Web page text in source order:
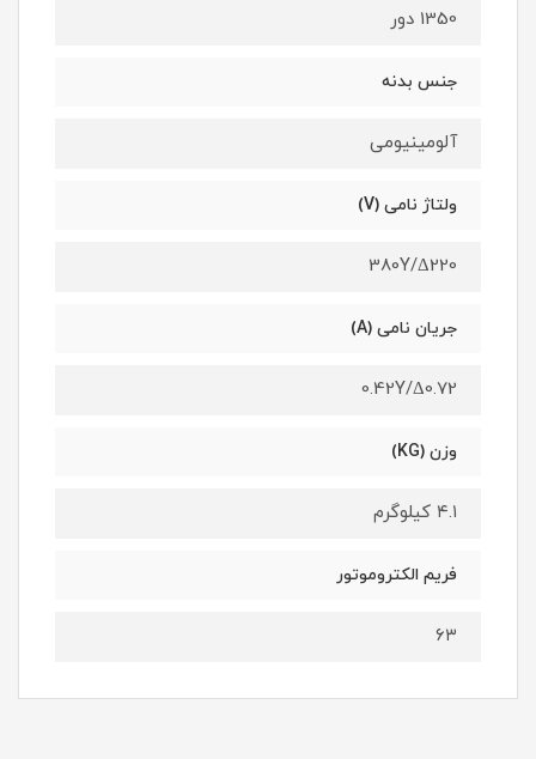
1350 دور
جنس بدنه
آلومینیومی
ولتاژ نامی (V)
380Y/Δ220
جریان نامی (A)
0.42Y/Δ0.72
وزن (KG)
۴.۱ کیلوگرم
فریم الکتروموتور
۶۳